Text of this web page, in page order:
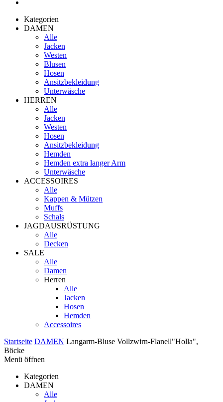
Kategorien
DAMEN
Alle
Jacken
Westen
Blusen
Hosen
Ansitzbekleidung
Unterwäsche
HERREN
Alle
Jacken
Westen
Hosen
Ansitzbekleidung
Hemden
Hemden extra langer Arm
Unterwäsche
ACCESSOIRES
Alle
Kappen & Mützen
Muffs
Schals
JAGDAUSRÜSTUNG
Alle
Decken
SALE
Alle
Damen
Herren
Alle
Jacken
Hosen
Hemden
Accessoires
Startseite DAMEN Langarm-Bluse Vollzwirn-Flanell"Holla",
Böcke
Menü öffnen
Kategorien
DAMEN
Alle